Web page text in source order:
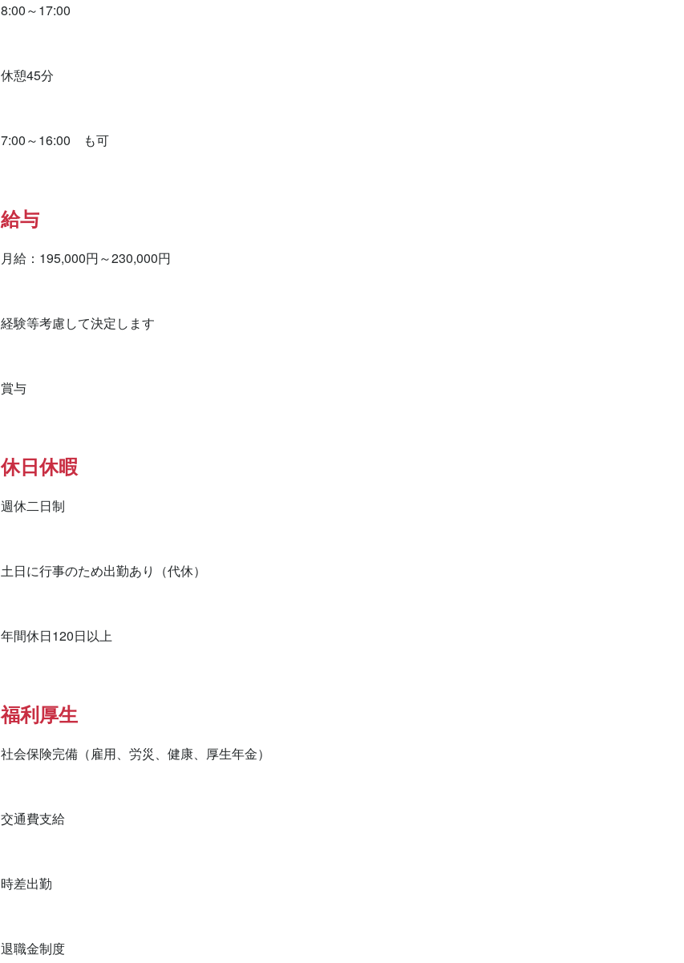
8:00～17:00
休憩45分
7:00～16:00　も可
給与
月給：195,000円～230,000円
経験等考慮して決定します
賞与
休日休暇
週休二日制
土日に行事のため出勤あり（代休）
年間休日120日以上
福利厚生
社会保険完備（雇用、労災、健康、厚生年金）
交通費支給
時差出勤
退職金制度